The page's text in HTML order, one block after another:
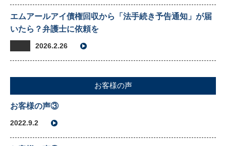
エムアールアイ債権回収から「法手続き予告通知」が届
いたら？弁護士に依頼を
2026.2.26
お客様の声
お客様の声③
2022.9.2